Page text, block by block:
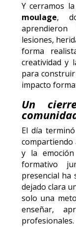
Y cerramos
moulage,
lesiones,
forma
creatividad y
para
impacto
Un
El día
compartiendo
y la
formativo
presencial ha
dejado clara
solo una
enseñar,
profesionales.